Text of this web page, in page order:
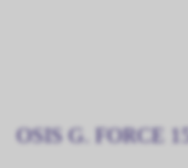
OSIS G. FORCE